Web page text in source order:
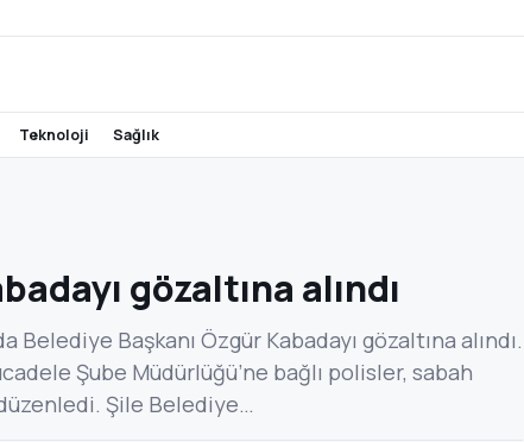
teknoloji sağlık
gözaltına alındı
Başkanı Özgür Kabadayı gözaltına alındı.
Şube Müdürlüğü’ne bağlı polisler, sabah
Şile Belediye…